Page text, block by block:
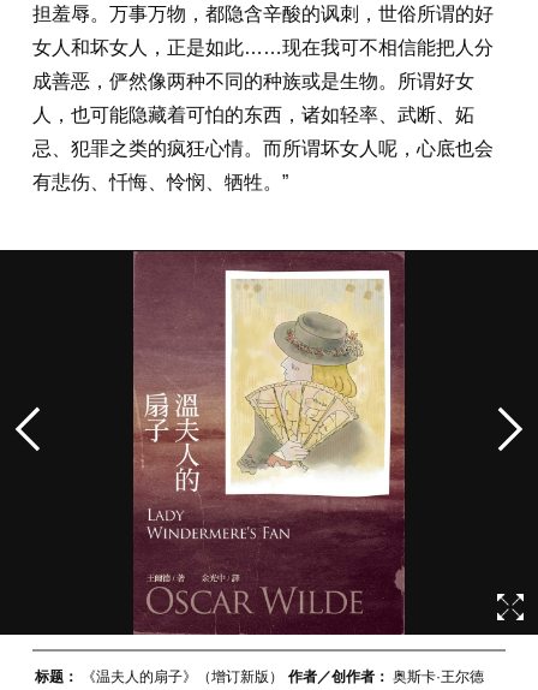
担羞辱。万事万物，都隐含辛酸的讽刺，世俗所谓的好
女人和坏女人，正是如此……现在我可不相信能把人分
成善恶，俨然像两种不同的种族或是生物。所谓好女
人，也可能隐藏着可怕的东西，诸如轻率、武断、妬
忌、犯罪之类的疯狂心情。而所谓坏女人呢，心底也会
有悲伤、忏悔、怜悯、牺牲。”
标题： 《温夫人的扇子》（增订新版） 作者／创作者： 奥斯卡·王尔德